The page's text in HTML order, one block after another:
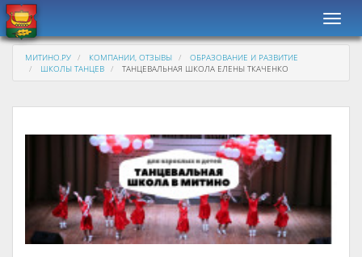
МИТИНО.РУ КОМПАНИИ, ОТЗЫВЫ
ОБРАЗОВАНИЕ И РАЗВИТИЕ
ШКОЛЫ ТАНЦЕВ
ТАНЦЕВАЛЬНАЯ ШКОЛА ЕЛЕНЫ ТКАЧЕНКО